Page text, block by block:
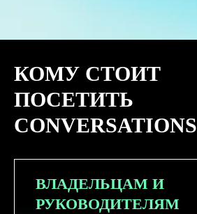
КОМУ СТОИТ
ПОСЕТИТЬ
CONVERSATIONS
ВЛАДЕЛЬЦАМ И
РУКОВОДИТЕЛЯМ